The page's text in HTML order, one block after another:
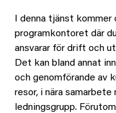
I denna tjänst
programkontoret där
ansvarar för drift och
Det kan bland annat
och genomförande av
resor, i nära
ledningsgrupp.